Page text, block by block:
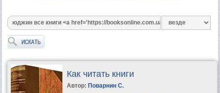
Как читать книги
Автор: Поварнин С.